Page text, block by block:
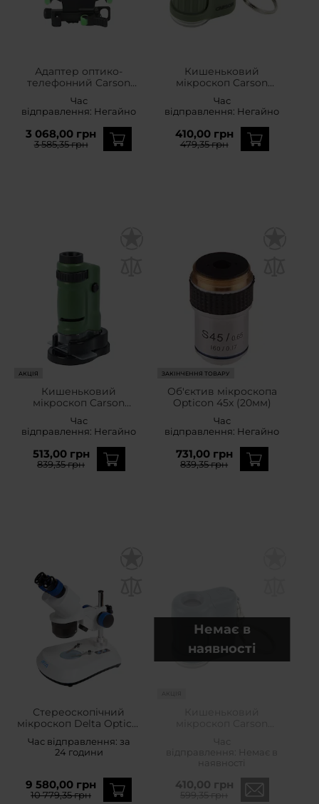
Адаптер оптико-
телефонний Carson
Час
відправлення: Негайно
3 068,00 грн
3 585,35 грн
Кишеньковий
мікроскоп Carson
Час
відправлення: Негайно
410,00 грн
479,35 грн
АКЦІЯ
Кишеньковий
мікроскоп Carson
Час
відправлення: Негайно
513,00 грн
839,35 грн
ЗАКІНЧЕННЯ ТОВАРУ
Об'єктив мікроскопа
Opticon 45x (20мм)
Час
відправлення: Негайно
731,00 грн
839,35 грн
Стереоскопічний
мікроскоп Delta Optical
Discovery 50
Час відправлення: за
24 години
9 580,00 грн
10 779,35 грн
Немає в
наявності
Час
відправлення: Немає в
наявності
410,00 грн
599,35 грн